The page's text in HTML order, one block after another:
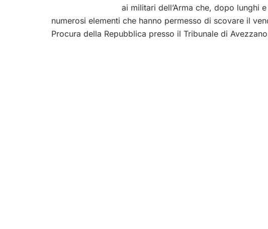
ai militari dell’Arma che, dopo lunghi
numerosi elementi che hanno permesso di scovare il
Procura della Repubblica presso il Tribunale di